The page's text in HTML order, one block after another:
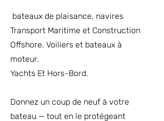
bateaux de plaisance, navires
Transport Maritime et Construction
Offshore. Voiliers et bateaux à
moteur.
Yachts Et Hors-Bord.
Donnez un coup de neuf à votre
bateau — tout en le protégeant